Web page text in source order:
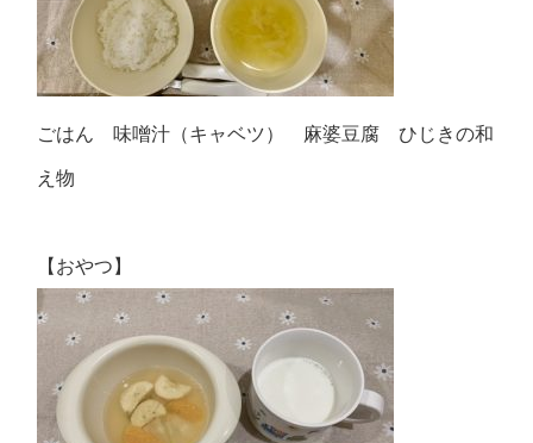
ごはん 味噌汁（キャベツ） 麻婆豆腐 ひじきの和
え物
【おやつ】